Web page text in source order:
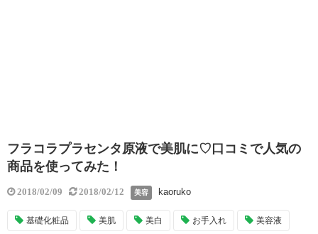
フラコラプラセンタ原液で美肌に♡口コミで人気の
商品を使ってみた！
2018/02/09 2018/02/12 美容 kaoruko
基礎化粧品 美肌 美白 お手入れ 美容液